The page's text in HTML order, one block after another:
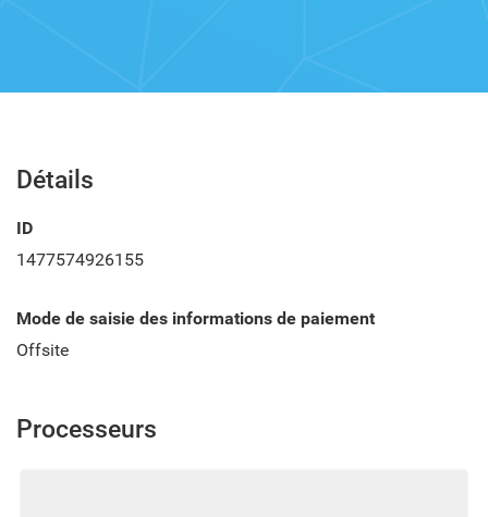
Détails
ID
1477574926155
Mode de saisie des informations de paiement
Offsite
Processeurs